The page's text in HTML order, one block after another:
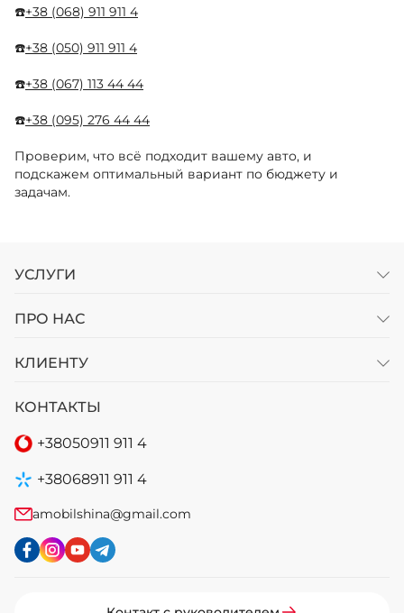
☎️+38 (068) 911 911 4
☎️+38 (050) 911 911 4
☎️+38 (067) 113 44 44
☎️+38 (095) 276 44 44
Проверим, что всё подходит вашему авто, и
подскажем оптимальный вариант по бюджету и
задачам.
УСЛУГИ
ПРО НАС
КЛИЕНТУ
КОНТАКТЫ
+38050911 911 4
+38068911 911 4
amobilshina@gmail.com